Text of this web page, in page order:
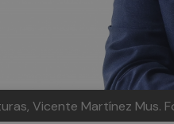
Vicente Martínez Mus.